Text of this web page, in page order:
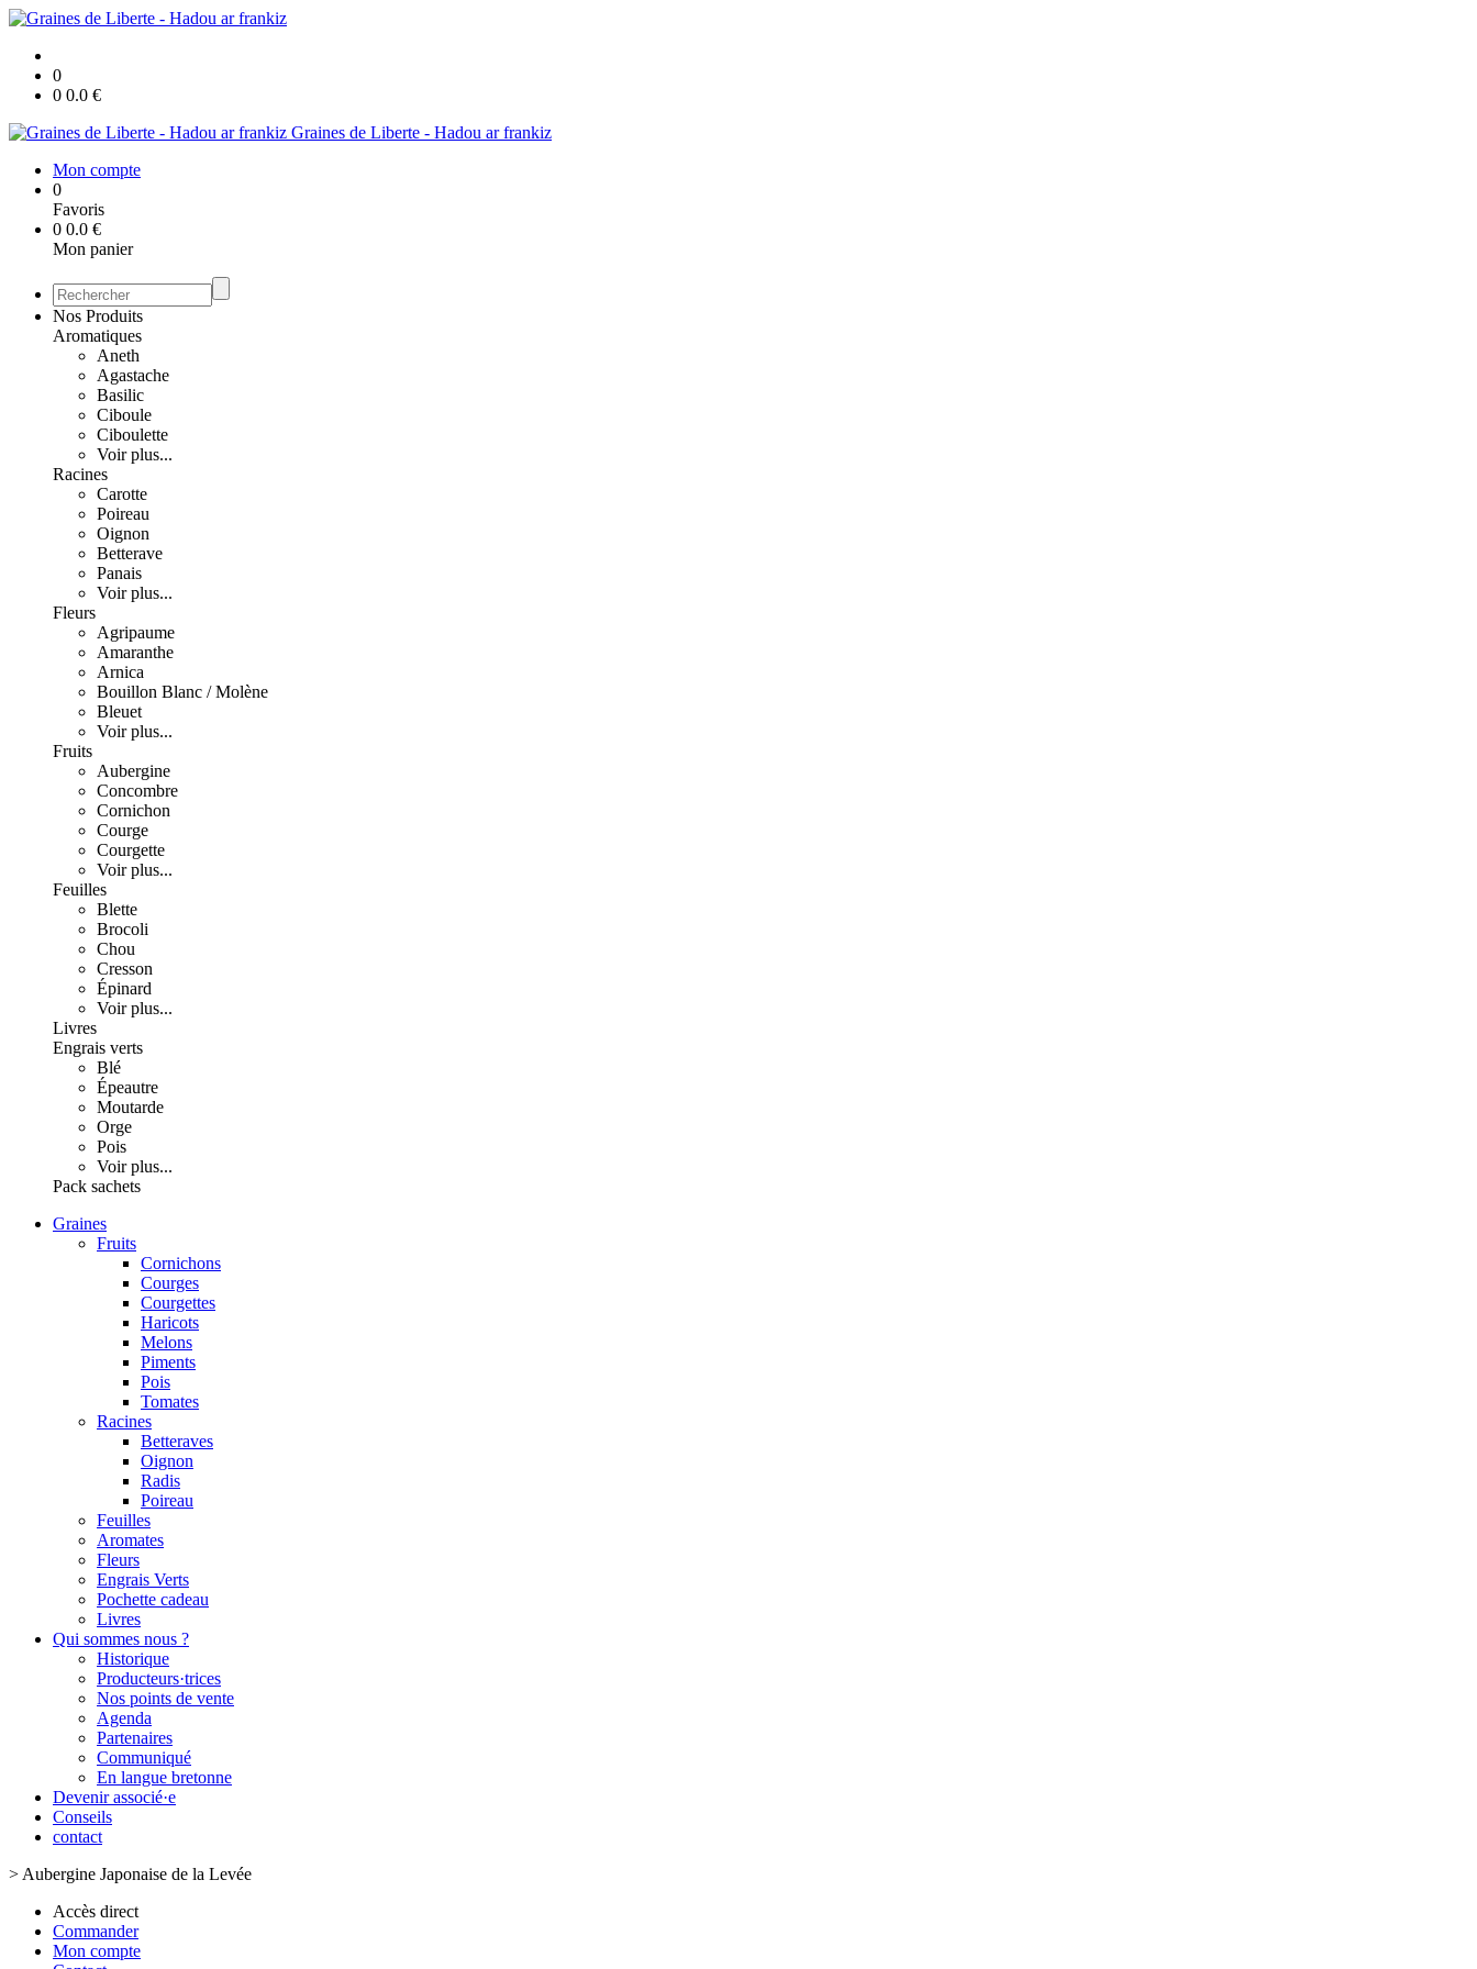
0
0 0.0 €
Graines de Liberte - Hadou ar frankiz
Mon compte
0
Favoris
0 0.0 €
Mon panier
Nos Produits
Aromatiques
Aneth
Agastache
Basilic
Ciboule
Ciboulette
Voir plus...
Racines
Carotte
Poireau
Oignon
Betterave
Panais
Voir plus...
Fleurs
Agripaume
Amaranthe
Arnica
Bouillon Blanc / Molène
Bleuet
Voir plus...
Fruits
Aubergine
Concombre
Cornichon
Courge
Courgette
Voir plus...
Feuilles
Blette
Brocoli
Chou
Cresson
Épinard
Voir plus...
Livres
Engrais verts
Blé
Épeautre
Moutarde
Orge
Pois
Voir plus...
Pack sachets
Graines
Fruits
Cornichons
Courges
Courgettes
Haricots
Melons
Piments
Pois
Tomates
Racines
Betteraves
Oignon
Radis
Poireau
Feuilles
Aromates
Fleurs
Engrais Verts
Pochette cadeau
Livres
Qui sommes nous ?
Historique
Producteurs·trices
Nos points de vente
Agenda
Partenaires
Communiqué
En langue bretonne
Devenir associé·e
Conseils
contact
> Aubergine Japonaise de la Levée
Accès direct
Commander
Mon compte